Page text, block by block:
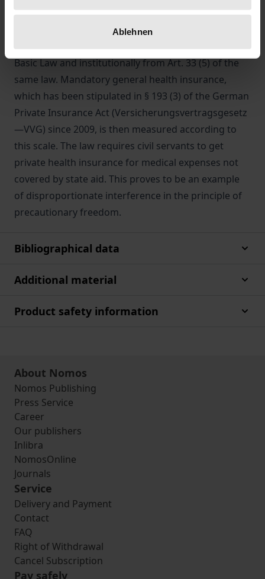
Ablehnen
German Basic Law.
This work derives such a principle both individually
from the freedom to act according to Art. 2 (1) of the
Basic Law and institutionally from Art. 33 (5) of the
same law. Mandatory general health insurance,
which has been stipulated in § 193 (3) of the German
Private Insurance Act (Versicherungsvertragsgesetz
—VVG) since 2009, is then measured according to
this scale. The law requires civil servants to get
private health insurance for medical expenses not
covered by state aid. This proves to be an example
of disproportionate interference in the principle of
precautionary freedom.
Bibliographical data
Additional material
Product safety information
About Nomos
Nomos Publishing
Press Service
Career
Our publishers
Inlibra
NomosOnline
Journals
Service
Delivery and Payment
Contact
FAQ
Right of Withdrawal
Cancel Subscription
Pay safely